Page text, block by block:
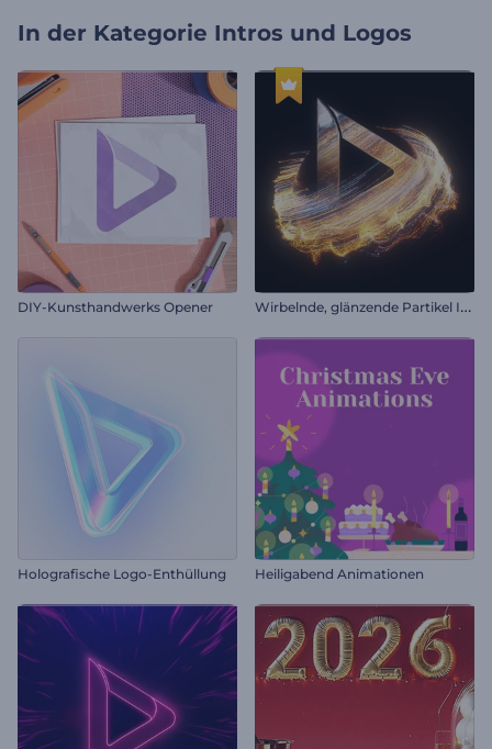
In der Kategorie Intros und Logos
DIY-Kunsthandwerks Opener W
irbelnde, glänzende Partikel Intro
Holografische Logo-Enthüllung Heiligabend Animationen